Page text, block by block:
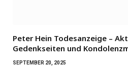
Peter Hein Todesanzeige –
Gedenkseiten und
SEPTEMBER 20, 2025